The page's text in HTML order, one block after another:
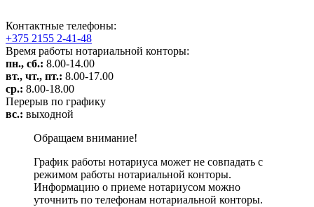
Контактные телефоны:
+375 2155 2-41-48
Время работы нотариальной конторы:
пн., сб.: 8.00-14.00
вт., чт., пт.: 8.00-17.00
ср.: 8.00-18.00
Перерыв по графику
вс.: выходной
Обращаем внимание!
График работы нотариуса может не совпадать с
режимом работы нотариальной конторы.
Информацию о приеме нотариусом можно
уточнить по телефонам нотариальной конторы.